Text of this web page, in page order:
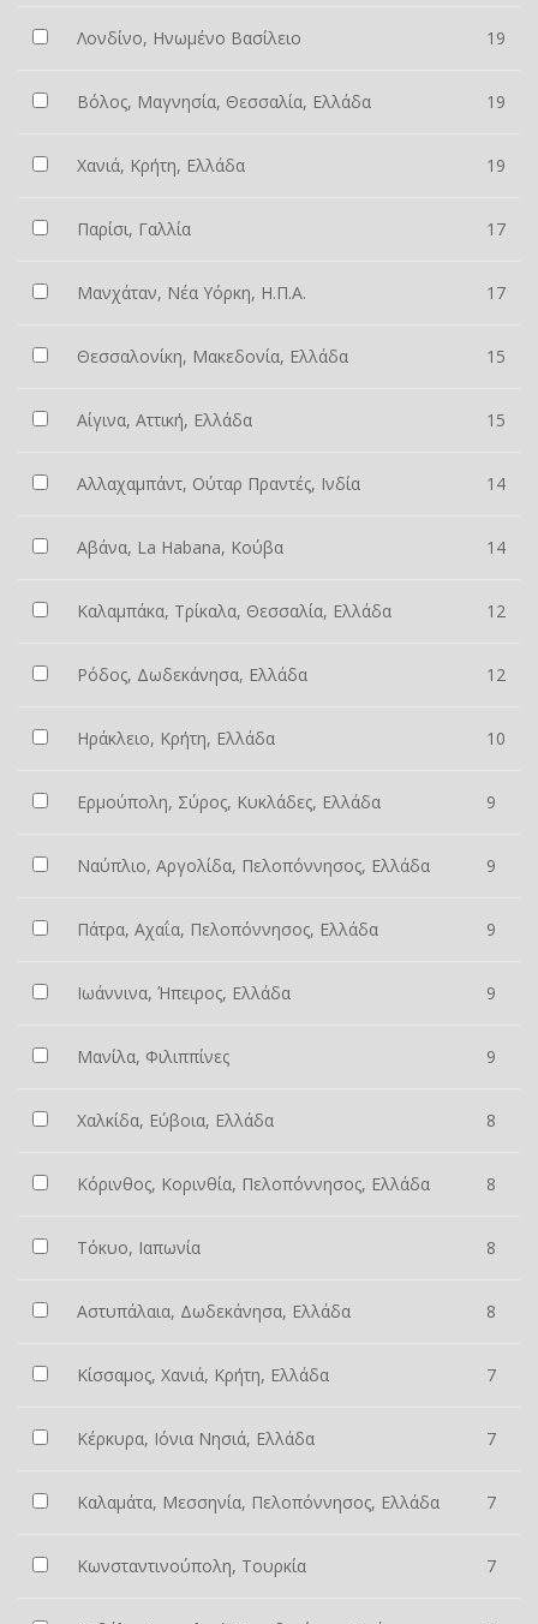
Λονδίνο, Ηνωμένο Βασίλειο 19
Βόλος, Μαγνησία, Θεσσαλία, Ελλάδα 19
Χανιά, Κρήτη, Ελλάδα 19
Παρίσι, Γαλλία 17
Μανχάταν, Νέα Υόρκη, Η.Π.Α. 17
Θεσσαλονίκη, Μακεδονία, Ελλάδα 15
Αίγινα, Αττική, Ελλάδα 15
Αλλαχαμπάντ, Ούταρ Πραντές, Ινδία 14
Αβάνα, La Habana, Κούβα 14
Καλαμπάκα, Τρίκαλα, Θεσσαλία, Ελλάδα 12
Ρόδος, Δωδεκάνησα, Ελλάδα 12
Ηράκλειο, Κρήτη, Ελλάδα 10
Ερμούπολη, Σύρος, Κυκλάδες, Ελλάδα 9
Ναύπλιο, Αργολίδα, Πελοπόννησος, Ελλάδα 9
Πάτρα, Αχαΐα, Πελοπόννησος, Ελλάδα 9
Ιωάννινα, Ήπειρος, Ελλάδα 9
Μανίλα, Φιλιππίνες 9
Χαλκίδα, Εύβοια, Ελλάδα 8
Κόρινθος, Κορινθία, Πελοπόννησος, Ελλάδα 8
Τόκυο, Ιαπωνία 8
Αστυπάλαια, Δωδεκάνησα, Ελλάδα 8
Κίσσαμος, Χανιά, Κρήτη, Ελλάδα 7
Κέρκυρα, Ιόνια Νησιά, Ελλάδα 7
Καλαμάτα, Μεσσηνία, Πελοπόννησος, Ελλάδα 7
Κωνσταντινούπολη, Τουρκία 7